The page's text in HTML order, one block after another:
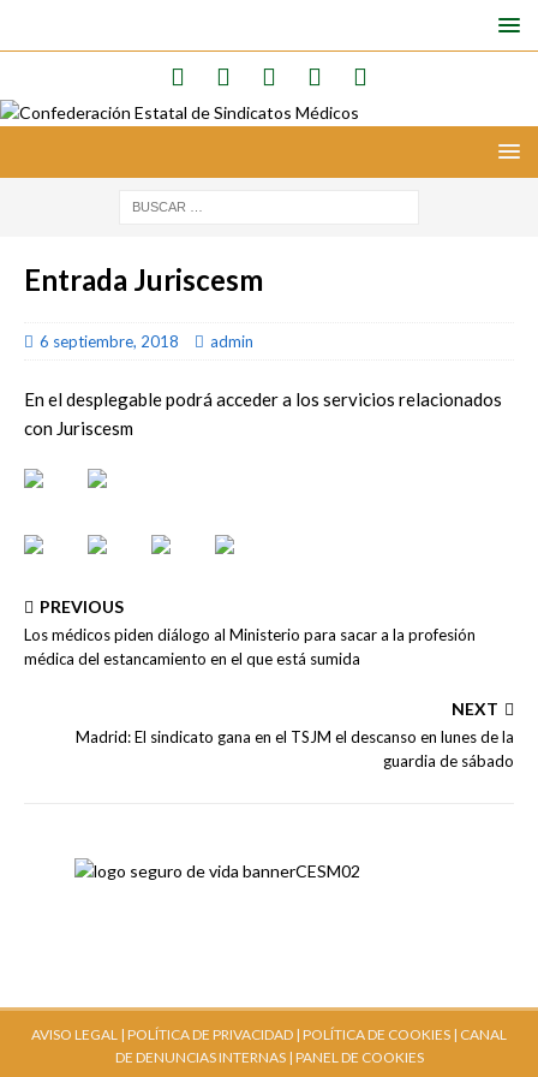
Entrada Juriscesm
6 septiembre, 2018 admin
En el desplegable podrá acceder a los servicios relacionados
con Juriscesm
PREVIOUS
Los médicos piden diálogo al Ministerio para sacar a la profesión
médica del estancamiento en el que está sumida
NEXT
Madrid: El sindicato gana en el TSJM el descanso en lunes de la
guardia de sábado
AVISO LEGAL | POLÍTICA DE PRIVACIDAD | POLÍTICA DE COOKIES | CANAL
DE DENUNCIAS INTERNAS| PANEL DE COOKIES